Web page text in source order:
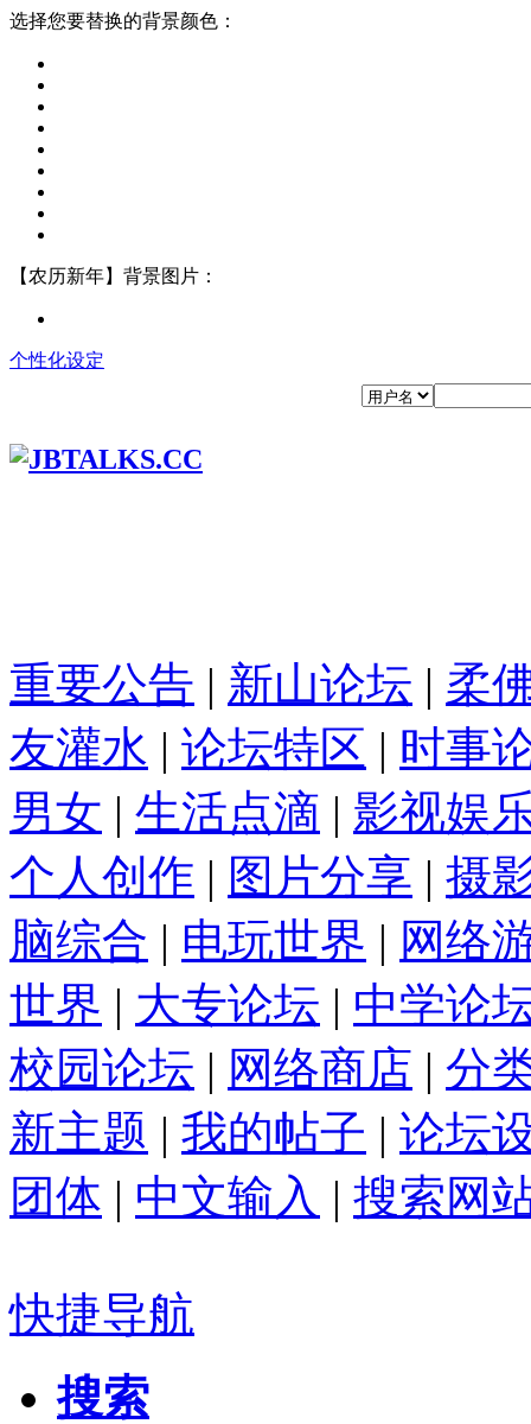
选择您要替换的背景颜色：
【农历新年】背景图片：
个性化设定
重要公告 | 新山论坛 | 柔
友灌水 | 论坛特区 | 时事
男女 | 生活点滴 | 影视娱
个人创作 | 图片分享 | 摄
脑综合 | 电玩世界 | 网络
世界 | 大专论坛 | 中学论
校园论坛 | 网络商店 | 分
新主题 | 我的帖子 | 论坛
团体 | 中文输入 | 搜索网
快捷导航
搜索